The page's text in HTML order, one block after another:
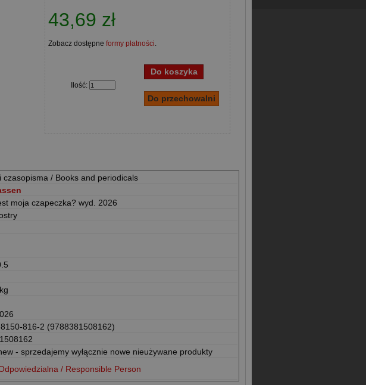
43,69 zł
Zobacz dostępne formy płatności.
Ilość:
czasopisma / Books and periodicals
moja czapeczka? wyd. 2026
816-2 (9788381508162)
- sprzedajemy wyłącznie nowe nieużywane produkty
/ Responsible Person